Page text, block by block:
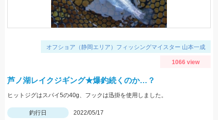
オフショア（静岡エリア）フィッシングマイスター 山本一成
1066 view
芦ノ湖レイクジギング★爆釣続くのか…？
ヒットジグはスパイ5の40g、フックは迅掛を使用しました。
釣行日 2022/05/17